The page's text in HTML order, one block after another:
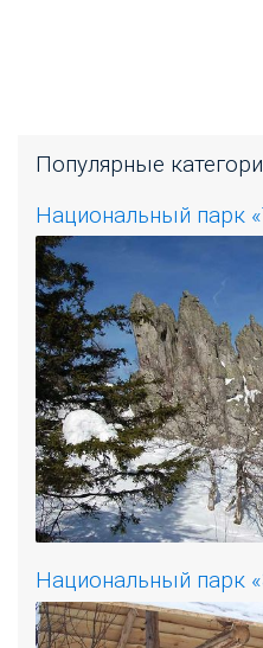
Популярные
Национальный парк
Национальный парк